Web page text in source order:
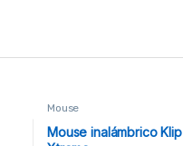
Mouse
Mouse inalámbrico Klip